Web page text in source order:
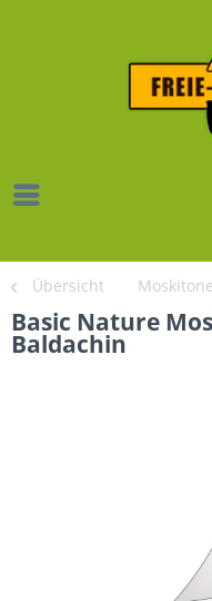
Übersicht
Basic Nature
Baldachin